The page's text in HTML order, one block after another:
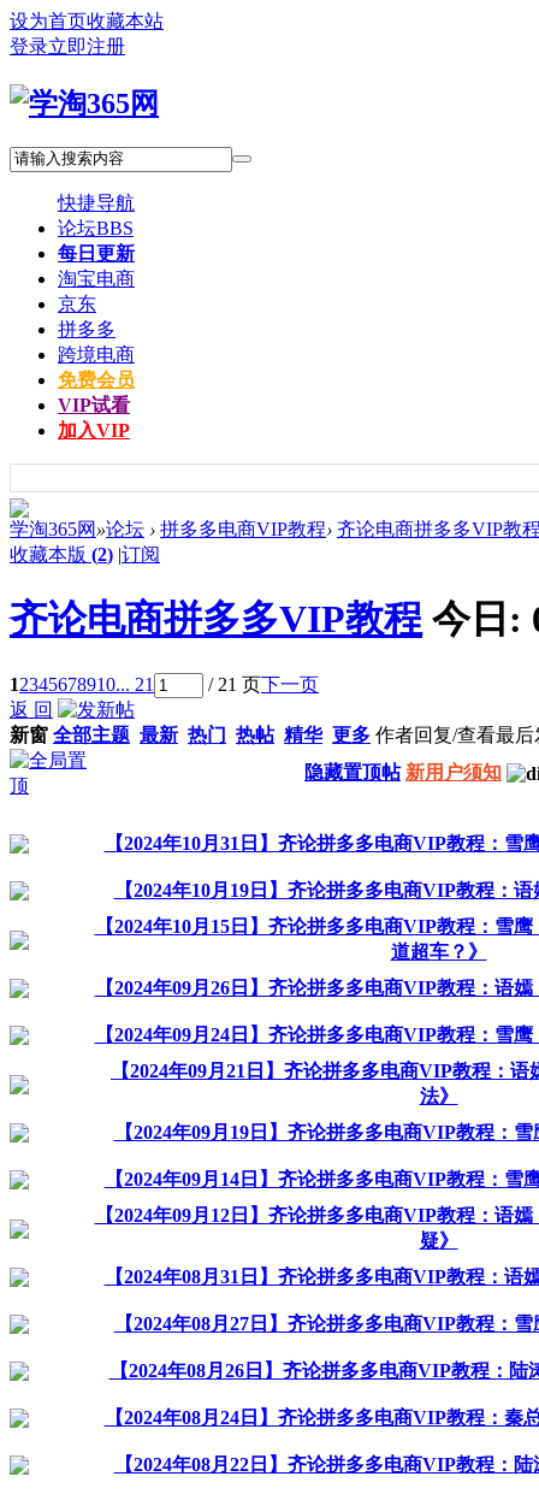
设为首页收藏本站
登录立即注册
快捷导航
论坛BBS
每日更新
淘宝电商
京东
拼多多
跨境电商
免费会员
VIP试看
加入VIP
学淘365网 »论坛 › 拼多多电商VIP教程› 齐论电商拼多多VIP教
收藏本版 (2) |订阅
齐论电商拼多多VIP教程 今日:
12345678910... 21 / 21 页下一页
返 回
新窗 全部主题 最新 热门 热帖 精华 更多 作者回复/查看最后
隐藏置顶帖 新用户须知
【2024年10月31日】齐论拼多多电商VIP教程：雪
【2024年10月19日】齐论拼多多电商VIP教程：
【2024年10月15日】齐论拼多多电商VIP教程：雪
道超车？》
【2024年09月26日】齐论拼多多电商VIP教程：语
【2024年09月24日】齐论拼多多电商VIP教程：雪
【2024年09月21日】齐论拼多多电商VIP教程：
法》
【2024年09月19日】齐论拼多多电商VIP教程：
【2024年09月14日】齐论拼多多电商VIP教程：雪
【2024年09月12日】齐论拼多多电商VIP教程：语
疑》
【2024年08月31日】齐论拼多多电商VIP教程：语
【2024年08月27日】齐论拼多多电商VIP教程：
【2024年08月26日】齐论拼多多电商VIP教程：
【2024年08月24日】齐论拼多多电商VIP教程：秦
【2024年08月22日】齐论拼多多电商VIP教程：